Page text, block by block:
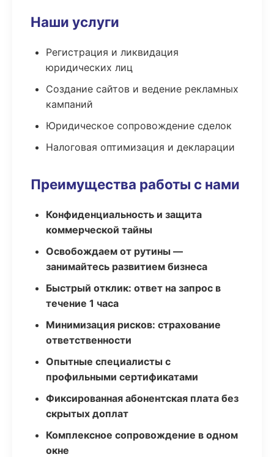
Наши услуги
Регистрация и ликвидация
юридических лиц
Создание сайтов и ведение рекламных
кампаний
Юридическое сопровождение сделок
Налоговая оптимизация и декларации
Преимущества работы с нами
Конфиденциальность и защита
коммерческой тайны
Освобождаем от рутины —
занимайтесь развитием бизнеса
Быстрый отклик: ответ на запрос в
течение 1 часа
Минимизация рисков: страхование
ответственности
Опытные специалисты с
профильными сертификатами
Фиксированная абонентская плата без
скрытых доплат
Комплексное сопровождение в одном
окне